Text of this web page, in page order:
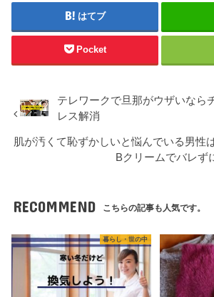
はてブ
Pocket
テレワークで旦那がウザいなら
レス解消
肌が汚くて恥ずかしいと悩んでいる男性
Bクリームでバレず
RECOMMEND こちらの記事も人気です。
暮らし・世の中